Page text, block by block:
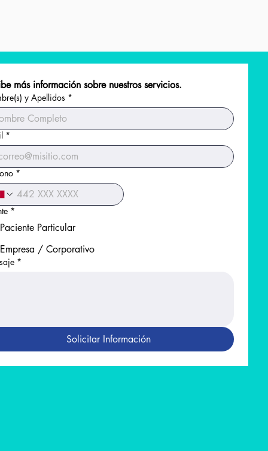
más información sobre nuestros servicios.
y Apellidos *
*
*
*
Paciente Particular
Empresa / Corporativo
*
Solicitar Información